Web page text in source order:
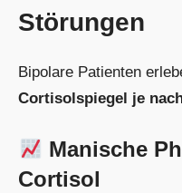
Störungen
Bipolare Patienten
Cortisolspiegel je
Manische
Cortisol